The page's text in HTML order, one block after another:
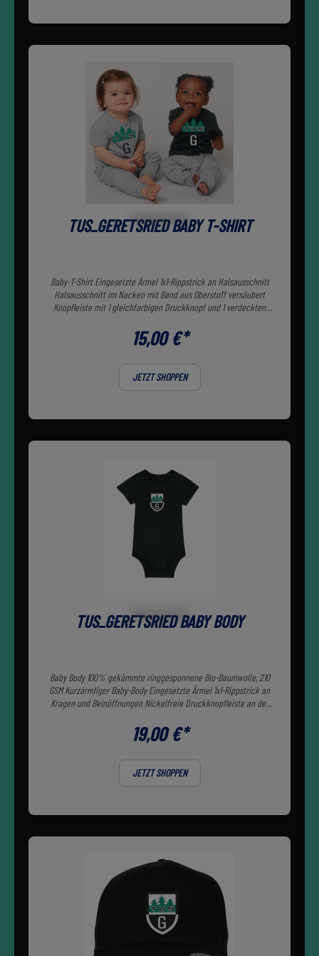
TUS_GERETSRIED BABY T-SHIRT
Baby-T-Shirt Eingesetzte Ärmel 1x1-Rippstrick an Halsausschnitt
Halsausschnitt im Nacken mit Band aus Oberstoff versäubert
Knopfleiste mit 1 gleichfarbigen Druckknopf und 1 verdeckten
Doppelabsteppung an Ärmelsäumen und am unteren Saum
Oberstoff: Singlejersey, 100% gekämmte ringgesponnene Bio-
15,00 €*
JETZT SHOPPEN
TUS_GERETSRIED BABY BODY
Baby Body 100% gekämmte ringgesponnene Bio-Baumwolle, 210
GSM Kurzärmliger Baby-Body Eingesetzte Ärmel 1x1-Rippstrick an
Kragen und Beinöffnungen Nickelfreie Druckknopfleiste an der
19,00 €*
JETZT SHOPPEN